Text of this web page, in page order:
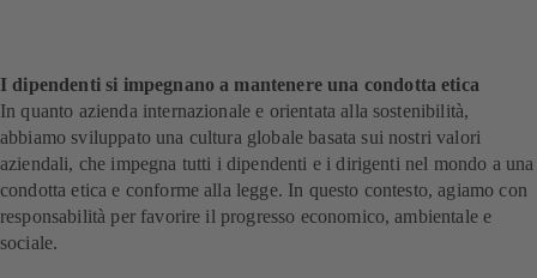
I dipendenti si impegnano a mantenere una condotta etica
In quanto azienda internazionale e orientata alla sostenibilità,
abbiamo sviluppato una cultura globale basata sui nostri valori
aziendali, che impegna tutti i dipendenti e i dirigenti nel mondo a una
condotta etica e conforme alla legge. In questo contesto, agiamo con
responsabilità per favorire il progresso economico, ambientale e
sociale.